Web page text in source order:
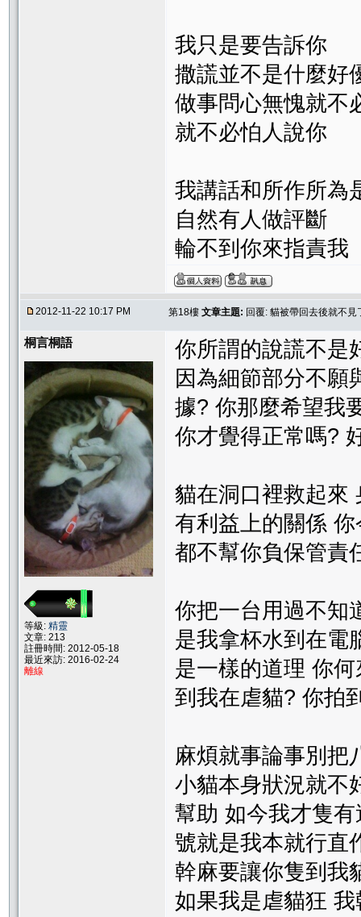
我只是要告訴你
撒謊並不是什麼好
做事問心無愧就不
就不必怕人說你
我講話和所作所為
自然有人做評斷
輪不到你來指責我
2012-11-22 10:17 PM 第18樓 文章主題: 回覆: 貓被帶回去後就不
桐言桐語
等級: 精靈
文章: 213
註冊時間: 2012-05-18
最近來訪: 2016-02-24
離線
你所謂的說謊不是
因為細節部分不願
據? 你那麼希望我
你才覺得正常嗎?
貓在洞口裡救起來
有利益上的關係
都不幫你負保管責
你把一台用過不知
是我拿杯水到在電
是一樣的道理 你
到我在虐貓? 你拍
麻煩就事論事別把
小貓本身狀況就不
幫助 如今我才隻
號就是我本就行直
幹麻要讓你隻到我
如果我是虐貓狂